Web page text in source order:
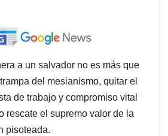
a un salvador no es más que
del mesianismo, quitar el
de trabajo y compromiso vital
rescate el supremo valor de la
pisoteada.